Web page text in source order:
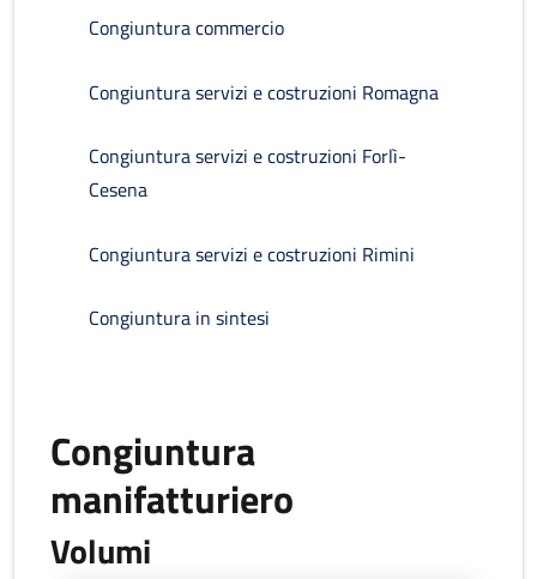
Congiuntura commercio
Congiuntura servizi e costruzioni Romagna
Congiuntura servizi e costruzioni Forlì-
Cesena
Congiuntura servizi e costruzioni Rimini
Congiuntura in sintesi
Congiuntura
manifatturiero
Volumi